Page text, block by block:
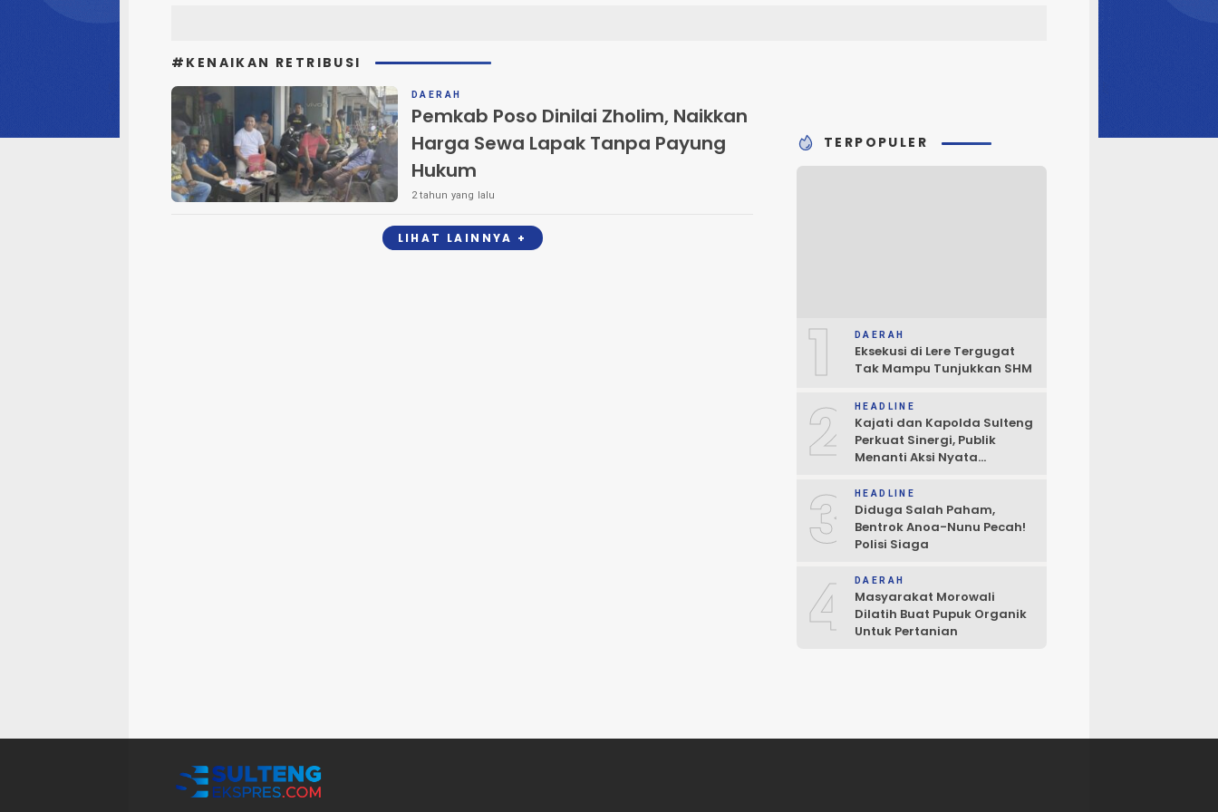
#KENAIKAN RETRIBUSI
DAERAH
Pemkab Poso Dinilai Zholim, Naikkan
Harga Sewa Lapak Tanpa Payung
Hukum
2 tahun yang lalu
LIHAT LAINNYA +
TERPOPULER
1 DAERAH
Eksekusi di Lere Tergugat
Tak Mampu Tunjukkan SHM
2 HEADLINE
Kajati dan Kapolda Sulteng
Perkuat Sinergi, Publik
Menanti Aksi Nyata
3 HEADLINE
Diduga Salah Paham,
Bentrok Anoa-Nunu Pecah!
Polisi Siaga
4 DAERAH
Masyarakat Morowali
Dilatih Buat Pupuk Organik
Untuk Pertanian